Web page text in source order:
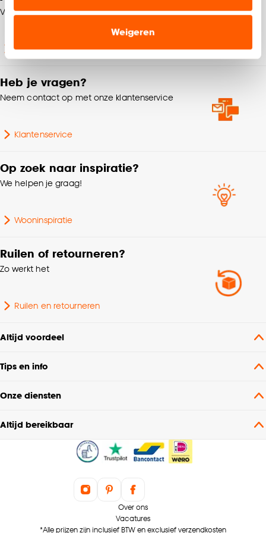
relevante informatie en aanbiedingen zien op
advertenties en communicatie.
van alle cookies, of klik op ‘weigeren’ om alleen de
noodzakelijke cookies te accepteren. Je kunt er ook
voor kiezen om bepaalde cookies wel of niet te
klikken.
Goed om te weten is dat je deze keuze altijd nog
kan aanpassen, bekijk hiervoor onze
Weigeren
Vind jouw Kwantum winkel
Winkels en openingstijden
Heb je vragen?
Neem contact op met onze klantenservice
Klantenservice
Op zoek naar inspiratie?
We helpen je graag!
Wooninspiratie
Ruilen of retourneren?
Zo werkt het
Ruilen en retourneren
Altijd voordeel
Tips en info
Onze diensten
Altijd bereikbaar
Over ons
Vacatures
*Alle prijzen zijn inclusief BTW en exclusief verzendkosten